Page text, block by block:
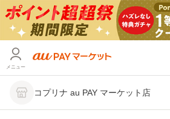
メニュー
コプリナ au PAY マーケット店